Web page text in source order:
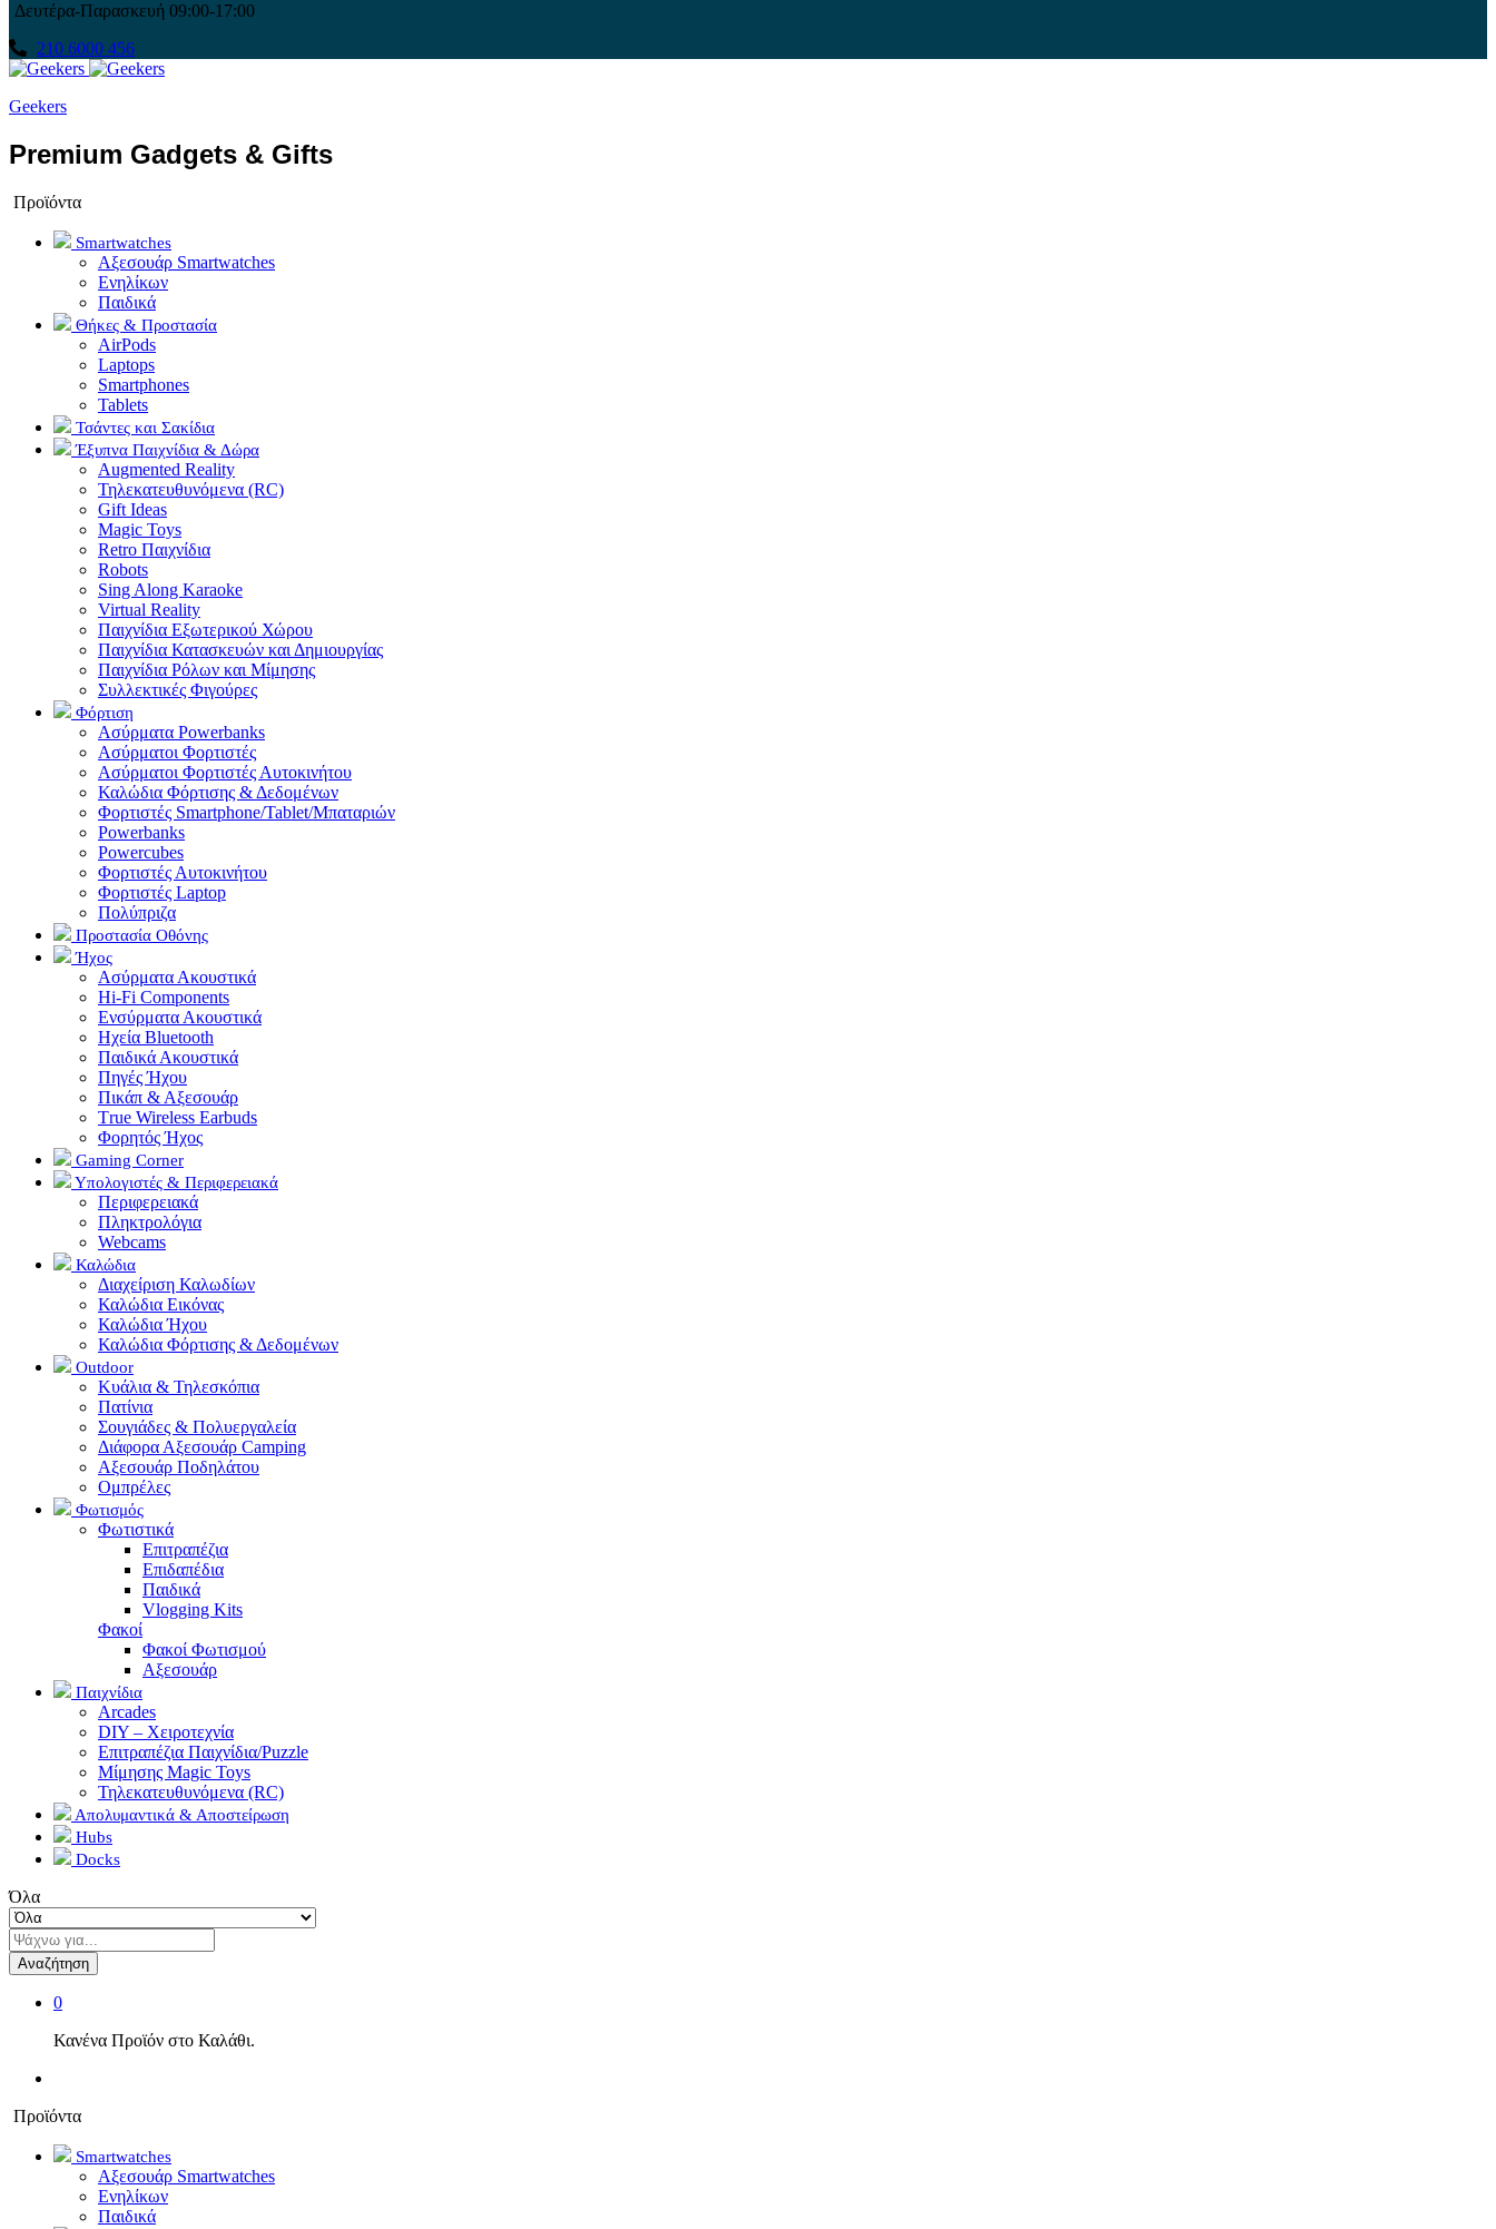
Δευτέρα-Παρασκευή 09:00-17:00
210 6000 456
Geekers
Premium Gadgets & Gifts
Προϊόντα
Smartwatches
Αξεσουάρ Smartwatches
Ενηλίκων
Παιδικά
Θήκες & Προστασία
AirPods
Laptops
Smartphones
Tablets
Τσάντες και Σακίδια
Έξυπνα Παιχνίδια & Δώρα
Augmented Reality
Τηλεκατευθυνόμενα (RC)
Gift Ideas
Magic Toys
Retro Παιχνίδια
Robots
Sing Along Karaoke
Virtual Reality
Παιχνίδια Εξωτερικού Χώρου
Παιχνίδια Κατασκευών και Δημιουργίας
Παιχνίδια Ρόλων και Μίμησης
Συλλεκτικές Φιγούρες
Φόρτιση
Ασύρματα Powerbanks
Aσύρματοι Φορτιστές
Ασύρματοι Φορτιστές Αυτοκινήτου
Καλώδια Φόρτισης & Δεδομένων
Φορτιστές Smartphone/Tablet/Μπαταριών
Powerbanks
Powercubes
Φορτιστές Αυτοκινήτου
Φορτιστές Laptop
Πολύπριζα
Προστασία Οθόνης
Ήχος
Ασύρματα Ακουστικά
Hi-Fi Components
Ενσύρματα Ακουστικά
Ηχεία Bluetooth
Παιδικά Ακουστικά
Πηγές Ήχου
Πικάπ & Αξεσουάρ
Τrue Wireless Earbuds
Φορητός Ήχος
Gaming Corner
Υπολογιστές & Περιφερειακά
Περιφερειακά
Πληκτρολόγια
Webcams
Καλώδια
Διαχείριση Καλωδίων
Καλώδια Εικόνας
Καλώδια Ήχου
Καλώδια Φόρτισης & Δεδομένων
Outdoor
Κυάλια & Τηλεσκόπια
Πατίνια
Σουγιάδες & Πολυεργαλεία
Διάφορα Αξεσουάρ Camping
Αξεσουάρ Ποδηλάτου
Ομπρέλες
Φωτισμός
Φωτιστικά
Επιτραπέζια
Επιδαπέδια
Παιδικά
Vlogging Kits
Φακοί
Φακοί Φωτισμού
Αξεσουάρ
Παιχνίδια
Arcades
DIY – Χειροτεχνία
Επιτραπέζια Παιχνίδια/Puzzle
Μίμησης Magic Toys
Τηλεκατευθυνόμενα (RC)
Απολυμαντικά & Αποστείρωση
Hubs
Docks
Όλα
Αναζήτηση
0
Κανένα Προϊόν στο Καλάθι.
Προϊόντα
Smartwatches
Αξεσουάρ Smartwatches
Ενηλίκων
Παιδικά